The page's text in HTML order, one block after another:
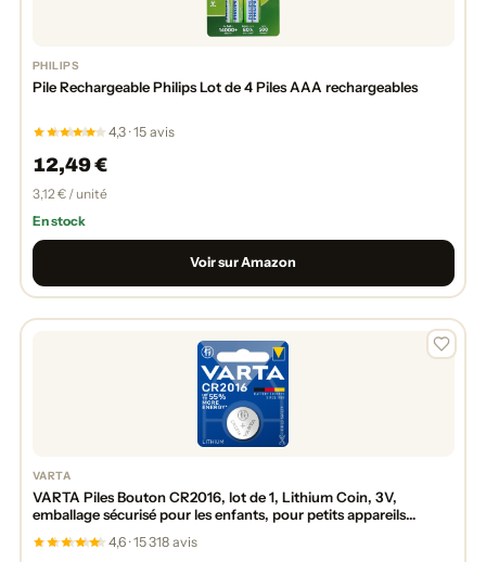
PHILIPS
Pile Rechargeable Philips Lot de 4 Piles AAA rechargeables
4,3 · 15 avis
12,49 €
3,12 € / unité
En stock
Voir sur Amazon
VARTA
VARTA Piles Bouton CR2016, lot de 1, Lithium Coin, 3V,
emballage sécurisé pour les enfants, pour petits appareils
4,6 · 15 318 avis